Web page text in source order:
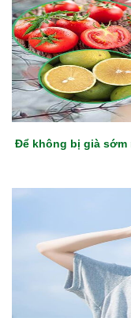
Để không bị già sớm